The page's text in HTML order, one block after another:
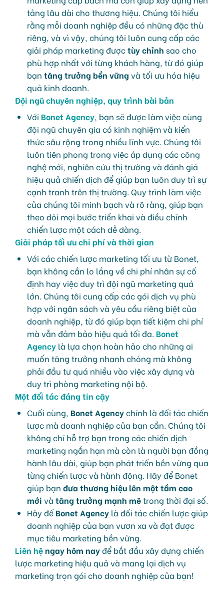
tảng lâu dài cho thương hiệu. Chúng tôi hiểu
rằng mỗi doanh nghiệp đều có những đặc thù
riêng, và vì vậy, chúng tôi luôn cung cấp các
giải pháp marketing đượctùy chỉnh sao cho
phù hợp nhất với từng khách hàng, từ đó giúp
bạn tăng trưởng bền vững và tối ưu hóa hiệu
quả kinh doanh.
Đội ngũ chuyên nghiệp, quy trình bài bản
Với Bonet Agency, bạn sẽ được làm việc cùng
đội ngũ chuyên gia có kinh nghiệm và kiến
thức sâu rộng trong nhiều lĩnh vực. Chúng tôi
luôn tiên phong trong việc áp dụng các công
nghệ mới, nghiên cứu thị trường và đánh giá
hiệu quả chiến dịch để giúp bạn luôn duy trì sự
cạnh tranh trên thị trường. Quy trình làm việc
của chúng tôi minh bạch và rõ ràng, giúp bạn
theo dõi mọi bước triển khai và điều chỉnh
chiến lược một cách dễ dàng.
Giải pháp tối ưu chi phí và thời gian
Với các chiến lược marketing tối ưu từ Bonet,
bạn không cần lo lắng về chi phí nhân sự cố
định hay việc duy trì đội ngũ marketing quá
lớn. Chúng tôi cung cấp các gói dịch vụ phù
hợp với ngân sách và yêu cầu riêng biệt của
doanh nghiệp, từ đó giúp bạn tiết kiệm chi phí
mà vẫn đảm bảo hiệu quả tối đa. Bonet
Agency là lựa chọn hoàn hảo cho những ai
muốn tăng trưởng nhanh chóng mà không
phải đầu tư quá nhiều vào việc xây dựng và
duy trì phòng marketing nội bộ.
Một đối tác đáng tin cậy
Cuối cùng, Bonet Agencychính là đối tác chiến
lược mà doanh nghiệp của bạn cần. Chúng tôi
không chỉ hỗ trợ bạn trong các chiến dịch
marketing ngắn hạn mà còn là người bạn đồng
hành lâu dài, giúp bạn phát triển bền vững qua
từng chiến lược và hành động. Hãy để Bonet
giúp bạn đưa thương hiệu lên một tầm cao
mới và tăng trưởng mạnh mẽtrong thời đại số.
Hãy đểBonet Agency là đối tác chiến lược giúp
doanh nghiệp của bạn vươn xa và đạt được
mục tiêu marketing bền vững.
Liên hệngay hôm nayđể bắt đầu xây dựng chiến
lược marketing hiệu quả và mang lại dịch vụ
marketing trọn gói cho doanh nghiệp của bạn!